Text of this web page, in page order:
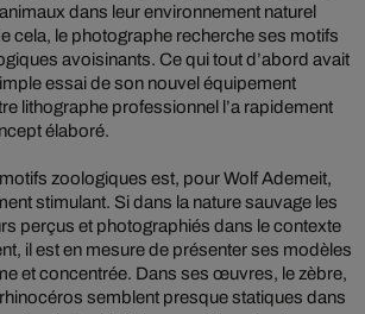
dans leur environnement naturel
cela, le photographe recherche ses motifs
avoisinants. Ce qui tout d’abord avait
essai de son nouvel équipement
lithographe professionnel l’a rapidement
élaboré.
zoologiques est, pour Wolf Ademeit,
stimulant. Si dans la nature sauvage les
perçus et photographiés dans le contexte
il est en mesure de présenter ses modèles
et concentrée. Dans ses œuvres, le zèbre,
semblent presque statiques dans